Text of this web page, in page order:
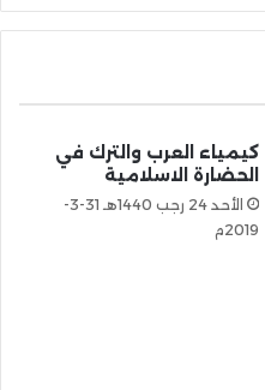
كيمياء العرب والترك في
الحضارة الاسلامية
الأحد 24 رجب 1440هـ 31-3-
2019م